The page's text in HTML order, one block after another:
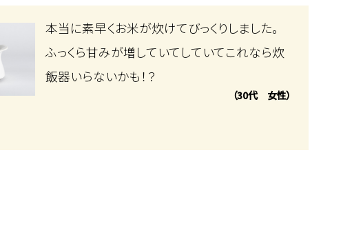
本当に素早くお米が炊けてびっくりしました。
ふっくら甘みが増していてしていてこれなら炊
飯器いらないかも！？
（30代 女性）